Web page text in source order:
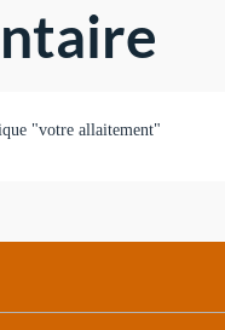
"votre allaitement"